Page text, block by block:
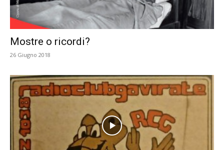
Mostre o ricordi?
26 Giugno 2018